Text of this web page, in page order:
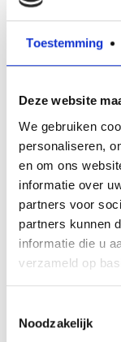
Toestemming
Deze website
We gebruiken
personaliseren,
en om ons
informatie over
partners voor
partners kunnen
informatie die u
verzameld op
Noodzakelijk
(LEC) regio
nog beter
Verkroost
Maak het
kreeg Gert-Jan
Verkroost
jaar later
0